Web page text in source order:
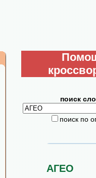
поиск
поиск по
АГЕО